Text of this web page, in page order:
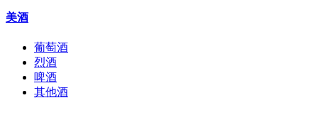
美酒
葡萄酒
烈酒
啤酒
其他酒